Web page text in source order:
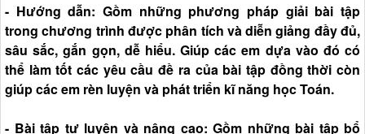
- Hướng dẫn: Gồm những phương pháp giải bài tập
trong chương trình được phân tích và diễn giảng đầy đủ,
sâu sắc, gắn gọn, dễ hiểu. Giúp các em dựa vào đó có
thể làm tốt các yêu cầu đề ra của bài tập đồng thời còn
giúp các em rèn luyện và phát triển kĩ năng học Toán.
- Bài tập tự luyện và nâng cao: Gồm những bài tập bổ